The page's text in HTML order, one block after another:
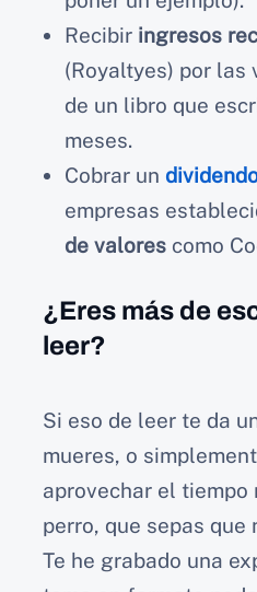
Recibir ingresos
(Royaltyes) por las
de un libro que
meses.
Cobrar un
empresas
de valores como
¿Eres más de
leer?
Si eso de leer te da
mueres, o
aprovechar el tiempo
perro, que sepas que
Te he grabado una